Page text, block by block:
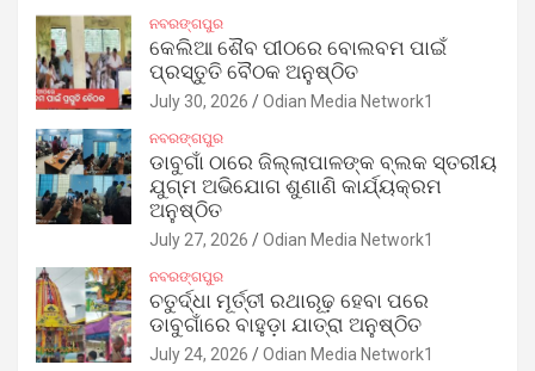
ନବରଙ୍ଗପୁର
କେଲିଆ ଶୈବ ପୀଠରେ ବୋଲବମ ପାଇଁ
ପ୍ରସ୍ତୁତି ବୈଠକ ଅନୁଷ୍ଠିତ
July 30, 2026 Odian Media Network1
ନବରଙ୍ଗପୁର
ଡାବୁଗାଁ ଠାରେ ଜିଲ୍ଲାପାଳଙ୍କ ବ୍ଲକ ସ୍ତରୀୟ
ଯୁଗ୍ମ ଅଭିଯୋଗ ଶୁଣାଣି କାର୍ଯ୍ୟକ୍ରମ
ଅନୁଷ୍ଠିତ
July 27, 2026 Odian Media Network1
ନବରଙ୍ଗପୁର
ଚତୁର୍ଦ୍ଧା ମୂର୍ତ୍ତୀ ରଥାରୂଢ଼ ହେବା ପରେ
ଡାବୁଗାଁରେ ବାହୁଡ଼ା ଯାତ୍ରା ଅନୁଷ୍ଠିତ
July 24, 2026 Odian Media Network1